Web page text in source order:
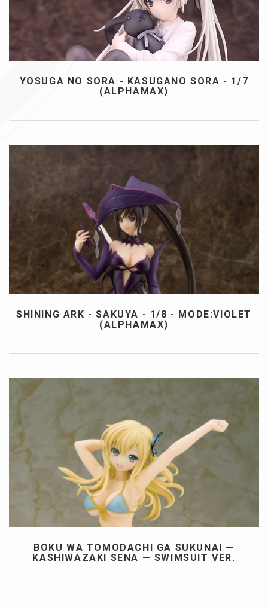
YOSUGA NO SORA - KASUGANO SORA - 1/7
(ALPHAMAX)
SHINING ARK - SAKUYA - 1/8 - MODE:VIOLET
(ALPHAMAX)
BOKU WA TOMODACHI GA SUKUNAI —
KASHIWAZAKI SENA — SWIMSUIT VER.